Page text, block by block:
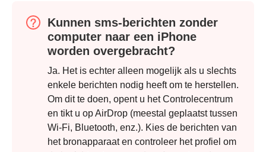
Kunnen sms-berichten zonder
computer naar een iPhone
worden overgebracht?
Ja. Het is echter alleen mogelijk als u slechts
enkele berichten nodig heeft om te herstellen.
Om dit te doen, opent u het Controlecentrum
en tikt u op AirDrop (meestal geplaatst tussen
Wi-Fi, Bluetooth, enz.). Kies de berichten van
het bronapparaat en controleer het profiel om